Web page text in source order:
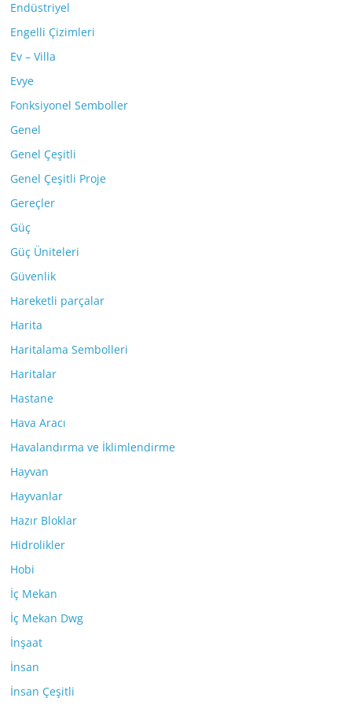
Endüstriyel
Engelli Çizimleri
Ev – Villa
Evye
Fonksiyonel Semboller
Genel
Genel Çeşitli
Genel Çeşitli Proje
Gereçler
Güç
Güç Üniteleri
Güvenlik
Hareketli parçalar
Harita
Haritalama Sembolleri
Haritalar
Hastane
Hava Aracı
Havalandırma ve İklimlendirme
Hayvan
Hayvanlar
Hazır Bloklar
Hidrolikler
Hobi
İç Mekan
İç Mekan Dwg
İnşaat
İnsan
İnsan Çeşitli